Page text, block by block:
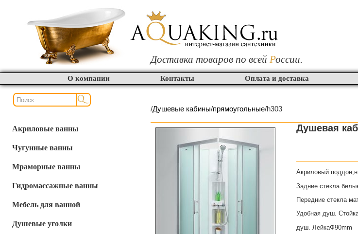
Доставка товаров по всей России.
О компании Контакты Оплата и доставка
Акриловые ванны
Чугунные ванны
Мраморные ванны
Гидромассажные ванны
Мебель для ванной
Душевые уголки
/Душевые кабины/прямоугольные/h303
Душевая
Акриловый
Задние стекла
Передние стекла
Удобная душ.
душ. ЛейкаФ90mm